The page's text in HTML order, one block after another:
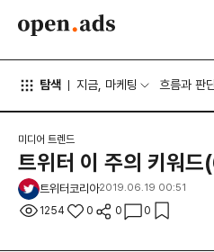
탐색 지금, 마케팅 흐름과 판
미디어 트렌드
트위터 이 주의 키워
트위터코리아2019.06.19 00:51
1254 0 0 0